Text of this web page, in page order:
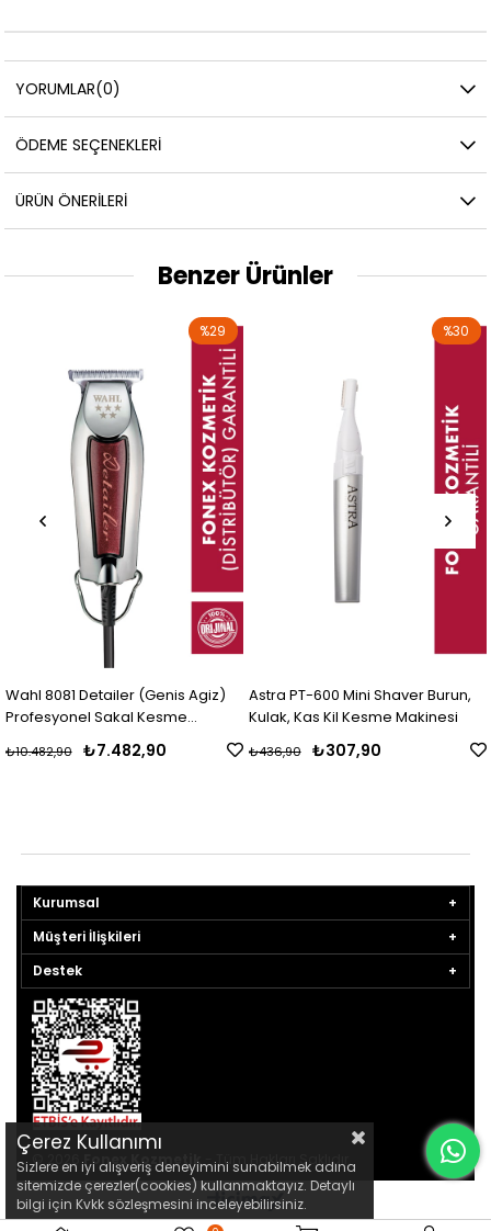
YORUMLAR(0)
ÖDEME SEÇENEKLERI
ÜRÜN ÖNERILERI
Benzer Ürünler
Wahl 8081 Detailer (Genis Agiz)
Profesyonel Sakal Kesme
₺7.482,90
₺10.482,90
%29
Astra PT-600 Mini Shaver Burun,
Kulak, Kas Kil Kesme Makinesi
₺307,90
₺436,90
%30
Kurumsal
Müşteri İlişkileri
Destek
© 2026 Fonex Kozmetik - Tüm Hakları Saklıdır.
Çerez Kullanımı
Sizlere en iyi alışveriş deneyimini sunabilmek adına
sitemizde çerezler(cookies) kullanmaktayız. Detaylı
bilgi için Kvkk sözleşmesini inceleyebilirsiniz.